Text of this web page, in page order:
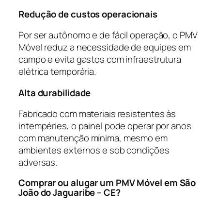
Redução de custos operacionais
Por ser autônomo e de fácil operação, o PMV
Móvel reduz a necessidade de equipes em
campo e evita gastos com infraestrutura
elétrica temporária.
Alta durabilidade
Fabricado com materiais resistentes às
intempéries, o painel pode operar por anos
com manutenção mínima, mesmo em
ambientes externos e sob condições
adversas.
Comprar ou alugar um PMV Móvel em São
João do Jaguaribe – CE?